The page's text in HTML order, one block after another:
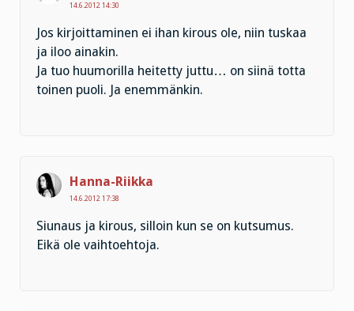
14.6.2012 14:30
Jos kirjoittaminen ei ihan kirous ole, niin tuskaa
ja iloo ainakin.
Ja tuo huumorilla heitetty juttu… on siinä totta
toinen puoli. Ja enemmänkin.
Hanna-Riikka
14.6.2012 17:38
Siunaus ja kirous, silloin kun se on kutsumus.
Eikä ole vaihtoehtoja.